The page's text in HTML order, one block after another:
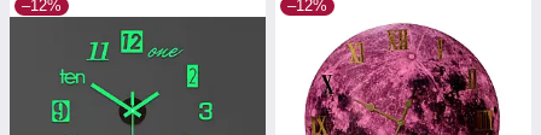
–12% –12%